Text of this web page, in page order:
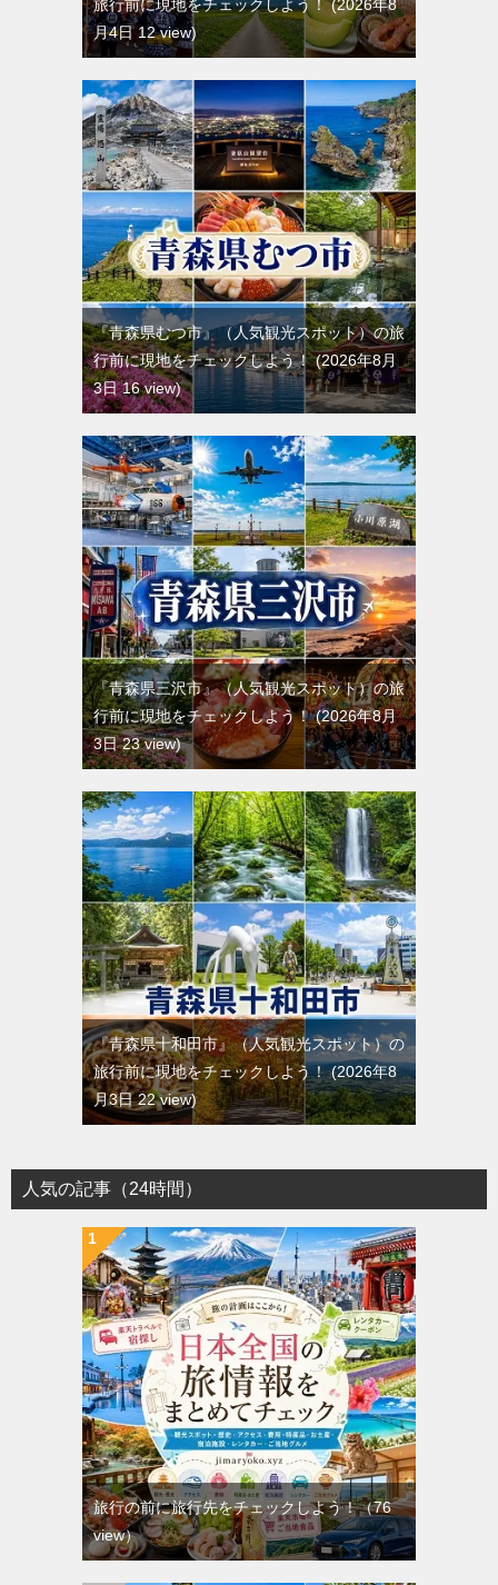
旅行前に現地をチェックしよう！ 2026年8
月4日 12 view
『青森県むつ市』（人気観光スポット）の旅
行前に現地をチェックしよう！ 2026年8月
3日 16 view
『青森県三沢市』（人気観光スポット）の旅
行前に現地をチェックしよう！ 2026年8月
3日 23 view
『青森県十和田市』（人気観光スポット）の
旅行前に現地をチェックしよう！ 2026年8
月3日 22 view
人気の記事（24時間）
旅行の前に旅行先をチェックしよう！（76
view）